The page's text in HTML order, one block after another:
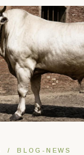
BLOG-NEWS